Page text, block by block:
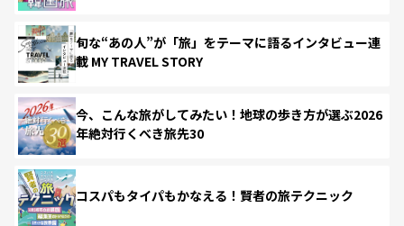
旬な“あの人”が「旅」をテーマに語るインタビュー連
載 MY TRAVEL STORY
今、こんな旅がしてみたい！地球の歩き方が選ぶ2026
年絶対行くべき旅先30
コスパもタイパもかなえる！賢者の旅テクニック